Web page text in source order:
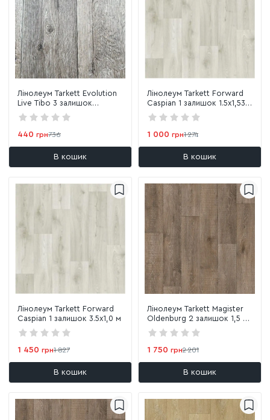
Лінолеум Tarkett Evolution
Live Tibo 3 залишок
1,3х1,16м
440 грн736
В кошик
Лінолеум Tarkett Forward
Caspian 1 залишок 1.5х1,53
м
1 000 грн1 274
В кошик
Лінолеум Tarkett Forward
Caspian 1 залишок 3.5х1,0 м
1 450 грн1 827
В кошик
Лінолеум Tarkett Magister
Oldenburg 2 залишок 1,5 х
2,1 м
1 750 грн2 201
В кошик